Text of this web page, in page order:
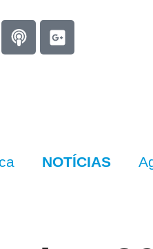
NOTÍCIAS